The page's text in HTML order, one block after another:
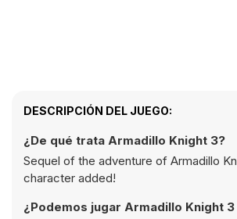
DESCRIPCIÓN DEL JUEGO:
¿De qué trata Armadillo Knight 3?
Sequel of the adventure of Armadillo
character added!
¿Podemos jugar Armadillo Knight